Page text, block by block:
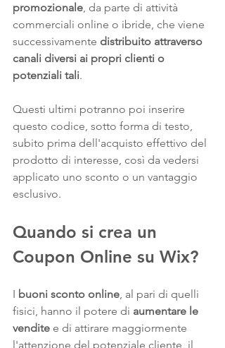
promozionale, da parte di attività
commerciali online o ibride, che viene
successivamente distribuito attraverso
canali diversi ai propri clienti o
potenziali tali.
Questi ultimi potranno poi inserire
questo codice, sotto forma di testo,
subito prima dell'acquisto effettivo del
prodotto di interesse, così da vedersi
applicato uno sconto o un vantaggio
esclusivo.
Quando si crea un
Coupon Online su Wix?
I buoni sconto online, al pari di quelli
fisici, hanno il potere di aumentare le
vendite e di attirare maggiormente
l'attenzione del potenziale cliente, il